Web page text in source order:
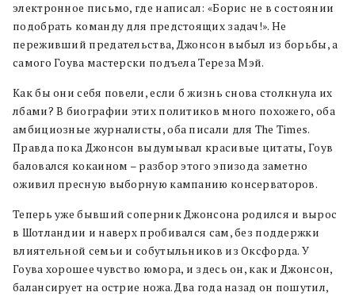
электронное письмо, где написал: «Борис не в состоянии
подобрать команду для предстоящих задач!». Не
переживший предательства, Джонсон выбыл из борьбы, а
самого Гоува мастерски подъела Тереза Мэй.
Как бы они себя повели, если б жизнь снова столкнула их
лбами? В биографии этих политиков много похожего, оба
амбициозные журналисты, оба писали для The Times.
Правда пока Джонсон выдумывал красивые цитаты, Гоув
баловался кокаином – разбор этого эпизода заметно
оживил пресную выборную кампанию консерваторов.
Теперь уже бывший соперник Джонсона родился и вырос
в Шотландии и наверх пробивался сам, без поддержки
влиятельной семьи и собутыльников из Оксфорда. У
Гоува хорошее чувство юмора, и здесь он, как и Джонсон,
балансирует на острие ножа. Два года назад он пошутил,